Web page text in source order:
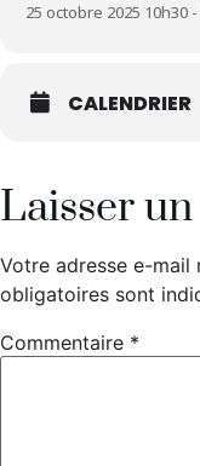
25 octobre 2025 10h30
CALENDRIER
Laisser
Votre adresse e-mail
obligatoires sont
Commentaire *